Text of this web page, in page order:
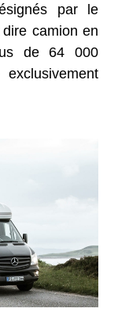
par le
camion en
de 64 000